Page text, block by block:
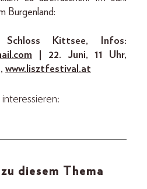
Burgenland:
Kittsee, Infos:
| 22. Juni, 11 Uhr,
www.lisztfestival.at
diesem Thema